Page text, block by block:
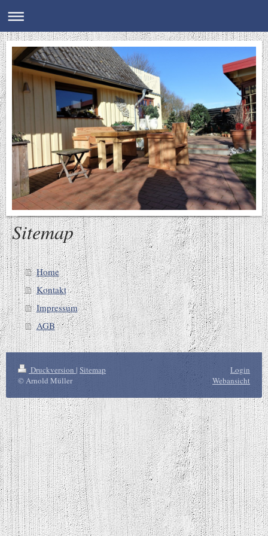
Sitemap
Home
Kontakt
Impressum
AGB
Druckversion | Sitemap
© Arnold Müller
Login
Webansicht